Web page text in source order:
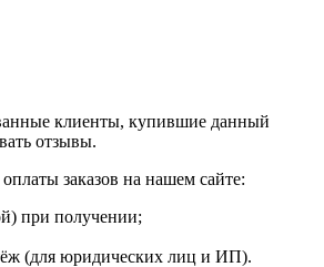
клиенты, купившие данный
отзывы.
заказов на нашем сайте:
при получении;
(для юридических лиц и ИП).